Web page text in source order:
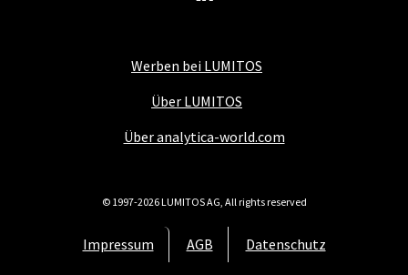
Werben bei LUMITOS
Über LUMITOS
Über analytica-world.com
Impressum AGB Datenschutz
© 1997-2026 LUMITOS AG, All rights reserved